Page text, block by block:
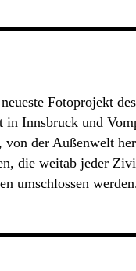
Fotoprojekt
in Innsbruck und
von der Außenwelt
die weitab jeder
umschlossen